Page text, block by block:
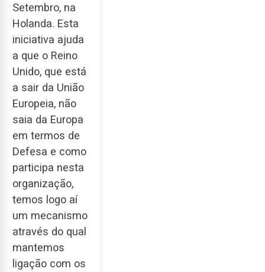
Setembro, na
Holanda. Esta
iniciativa ajuda
a que o Reino
Unido, que está
a sair da União
Europeia, não
saia da Europa
em termos de
Defesa e como
participa nesta
organização,
temos logo aí
um mecanismo
através do qual
mantemos
ligação com os